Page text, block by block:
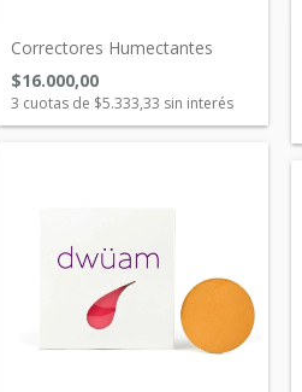
Correctores Humectantes
$16.000,00
3 cuotas de $5.333,33 sin interés